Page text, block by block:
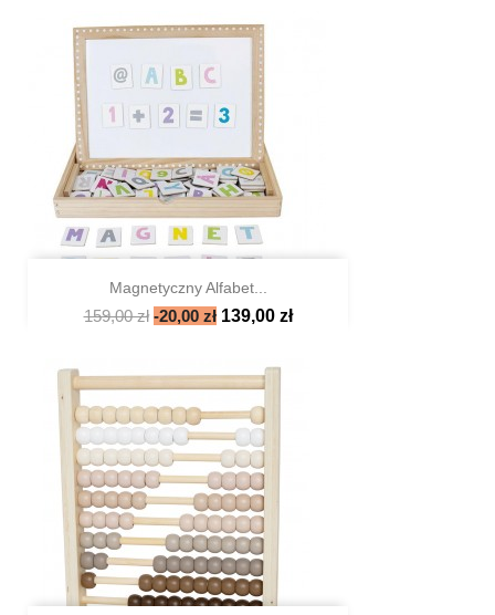
Szybki podgląd
Magnetyczny Alfabet...
159,00 zł -20,00 zł 139,00 zł